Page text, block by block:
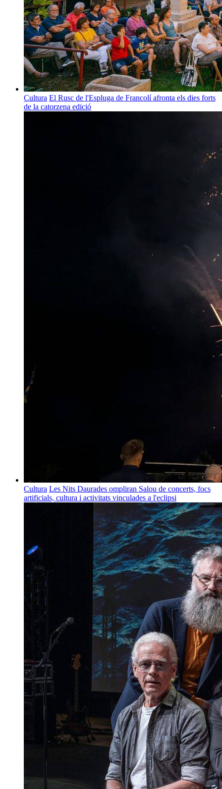
Cultura El Rusc de l'Espluga de Francolí afronta els dies forts
de la catorzena edició
Cultura Les Nits Daurades ompliran Salou de concerts, focs
artificials, cultura i activitats vinculades a l'eclipsi